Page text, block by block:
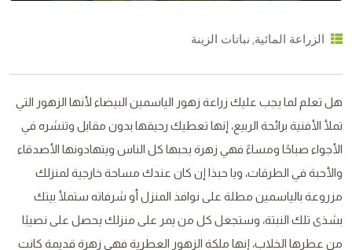
الزراعة المائية نباتات الزينة
هل تعلم لما يجب عليك زراعة زهور الياسمين البيضاء لأنها الزهور التي
تملأ الأفنية برائحة الربيع، إنها تعطيك رحيقها بدون مقابل وتنشره في
الأجواء صباحًا ومساءً فهي زهرة يحبها كل الناس ويتهادونها الأصدقاء
والأحبة في الطرقات، ويا حبذا إن كان عندك مساحة خارجية لمنزلك
مزروعة بالياسمين مطلة على نوافذ المنزل أو شرفاته ستملأ بيتك
بشذى تلك النبتة، وستجعل كل من يمر على منزلك يحصل على نصيبًا
من عطرها الخلاب، إنها ملكة الزهور العطرية فهي زهرة قديمة كانت